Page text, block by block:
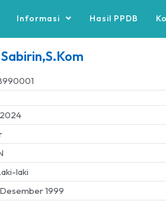
Informasi Hasil PPDB
laki
1999